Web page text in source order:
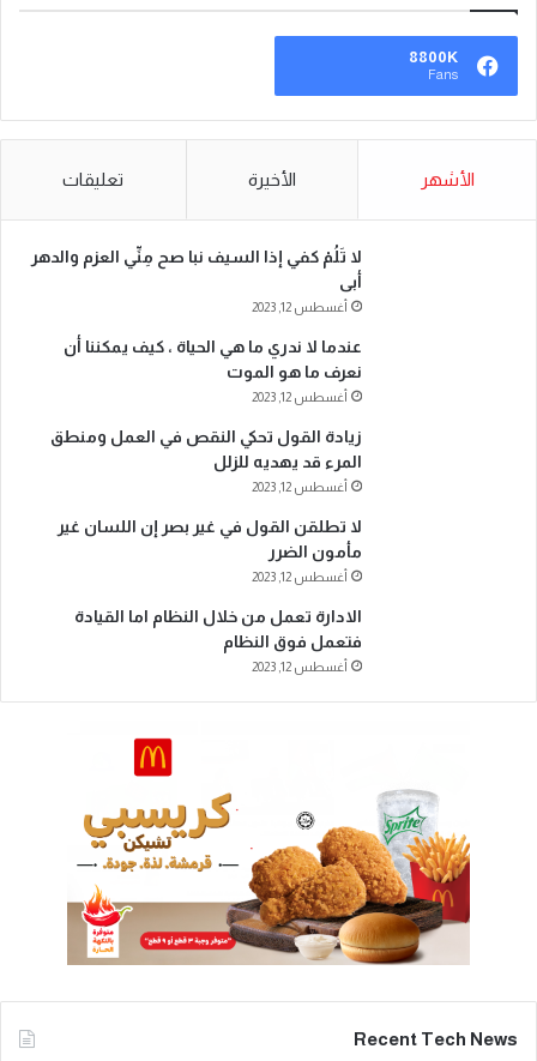
8800K
Fans
الأشهر الأخيرة تعليقات
لا تَلُمْ كفي إذا السيف نبا صح مِنِّي العزم والدهر
أبى
أغسطس 12, 2023
عندما لا ندري ما هي الحياة ، كيف يمكننا أن
نعرف ما هو الموت
أغسطس 12, 2023
زيادة القول تحكي النقص في العمل ومنطق
المرء قد يهديه للزلل
أغسطس 12, 2023
لا تطلقن القول في غير بصر إن اللسان غير
مأمون الضرر
أغسطس 12, 2023
الادارة تعمل من خلال النظام اما القيادة
فتعمل فوق النظام
أغسطس 12, 2023
Recent Tech News